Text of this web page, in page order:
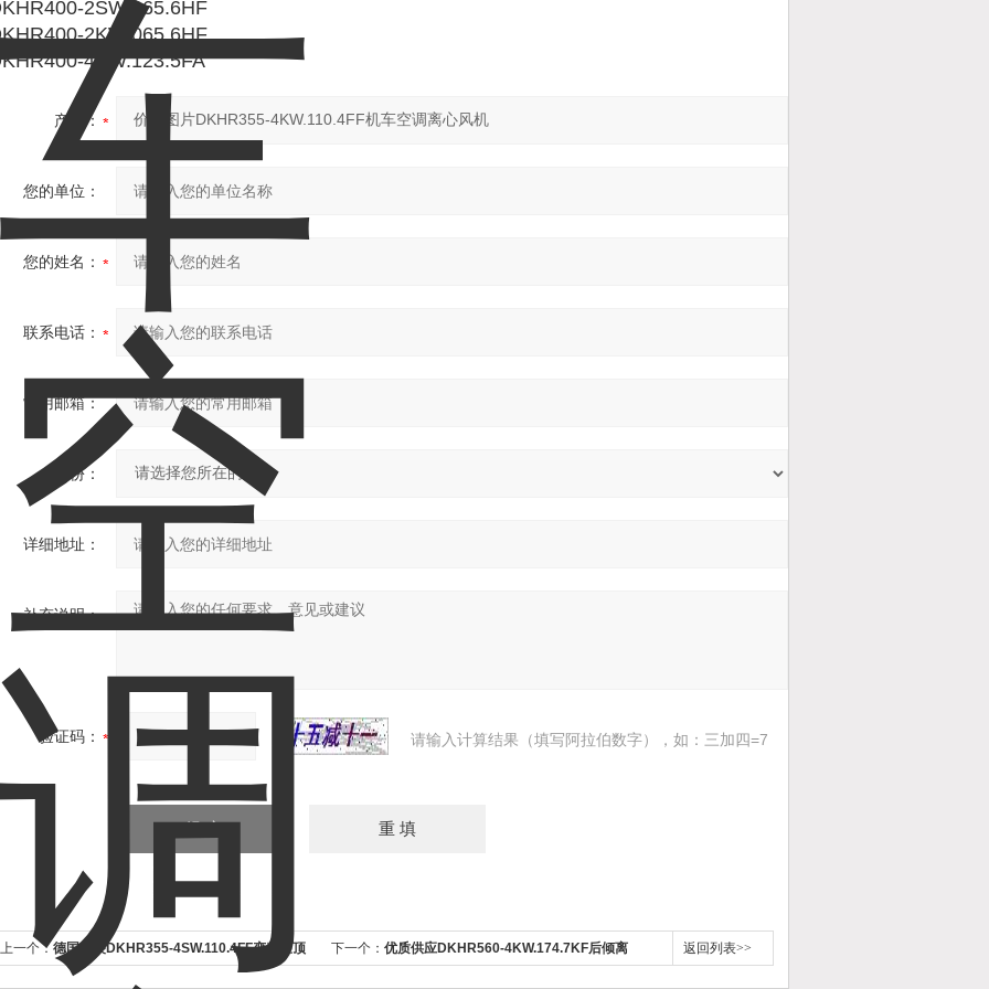
2SW.065.6HF
2KW.065.6HF
4SW.123.5FA
产品：
您的单位：
您的姓名：
联系电话：
常用邮箱：
省份：
详细地址：
补充说明：
验证码： 请输入计算结果（填写阿拉伯数字），如：三加四=7
上一个：德国原装DKHR355-4SW.110.4FF变频柜顶 下一个： 优质供应DKHR560-4KW.174.7KF后倾离 返回列表>>